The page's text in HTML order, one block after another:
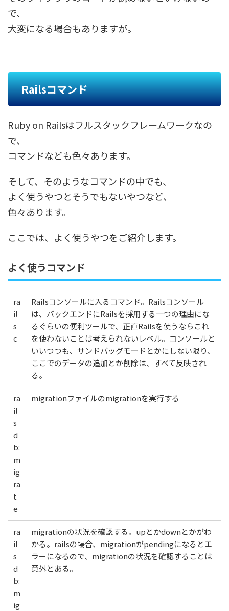
で、
大変になる場合もありますが。
Railsコマンド
Ruby on Railsはフルスタックフレームワークなの
で、
コマンドなども色々あります。
そして、そのようなコマンドの中でも、
よく使うやつとそうでもないやつなど、
色々あります。
ここでは、よく使うやつをご紹介します。
よく使うコマンド
ra
il
s
c
Railsコンソールに入るコマンド。Railsコンソール
は、バックエンドにRailsを採用する一つの理由にな
るぐらいの便利ツールで、正直Railsを使うならこれ
を使わないことは考えられないレベル。コンソールと
いいつつも、サンドバッグモードとかにしない限り、
ここでのデータの追加とか削除は、すべて反映され
る。
ra
il
s
d
b:
m
ig
ra
t
e
migrationファイルのmigrationを実行する
ra
il
s
d
b:
m
ig
migrationの状況を確認する。upとかdownとかがわ
かる。railsの場合、migrationがpendingになるとエ
ラーになるので、migrationの状況を確認することは
意外とある。